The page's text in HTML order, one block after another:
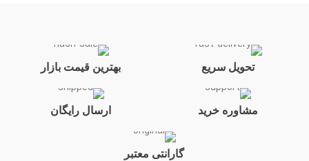
تحویل سریع بهترین قیمت بازار
مشاوره خرید ارسال رایگان
گارانتی معتبر